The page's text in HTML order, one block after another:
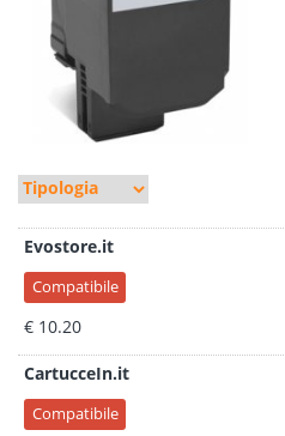
Evostore.it
Compatibile
€ 10.20
CartucceIn.it
Compatibile